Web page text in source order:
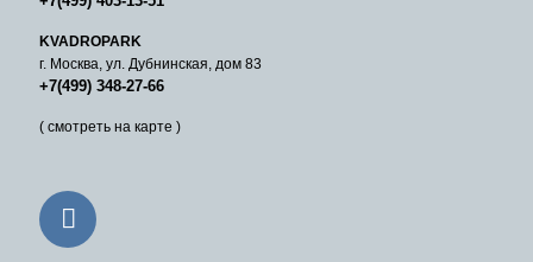
KVADROPARK
г. Москва, ул. Дубнинская, дом 83
+7(499) 348-27-66
( смотреть на карте )